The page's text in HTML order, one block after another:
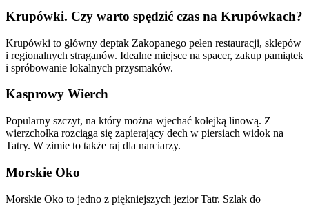
Krupówki. Czy warto spędzić czas na Krupówkach?
Krupówki to główny deptak Zakopanego pełen restauracji, sklepów
i regionalnych straganów. Idealne miejsce na spacer, zakup pamiątek
i spróbowanie lokalnych przysmaków.
Kasprowy Wierch
Popularny szczyt, na który można wjechać kolejką linową. Z
wierzchołka rozciąga się zapierający dech w piersiach widok na
Tatry. W zimie to także raj dla narciarzy.
Morskie Oko
Morskie Oko to jedno z piękniejszych jezior Tatr. Szlak do